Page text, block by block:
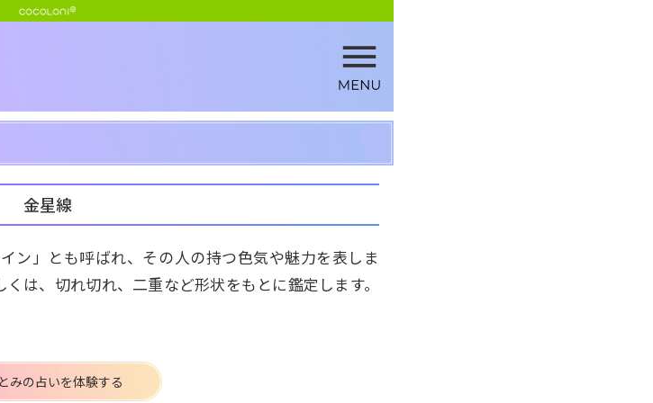
金星線
ン」とも呼ばれ、その人の持つ色気や魅力を表しま
は、切れ切れ、二重など形状をもとに鑑定します。
みの占いを体験する